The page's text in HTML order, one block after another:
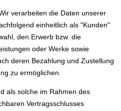
verarbeiten die Daten unserer
einheitlich als "Kunden"
den Erwerb bzw. die
oder Werke sowie
deren Bezahlung und Zustellung
zu ermöglichen.
als solche im Rahmen des
Vertragsschlusses